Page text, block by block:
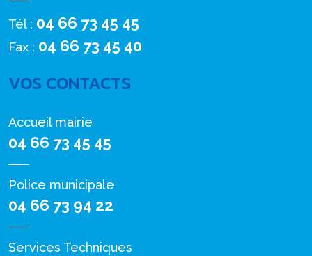
Tél : 04 66 73 45 45
Fax : 04 66 73 45 40
VOS CONTACTS
Accueil mairie
04 66 73 45 45
Police municipale
04 66 73 94 22
Services Techniques